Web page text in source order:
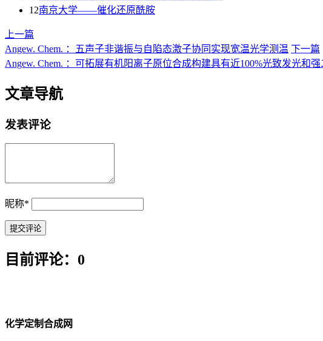
12南京大学——催化还原酰胺
上一篇
Angew. Chem. ：五声子非谐振与自陷态激子协同实现宽温光学测温 下一篇
Angew. Chem. ：可拓展有机阳离子原位合成构建具有近100%光致发光和
文章导航
发表评论
昵称*
目前评论：0
化学定制合成网